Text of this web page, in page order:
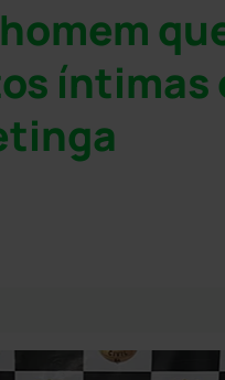
íntimas